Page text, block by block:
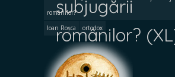
subjugării
românilor?
românilor?
Ioan Roșca
ortodox